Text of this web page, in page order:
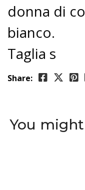
donna di
bianco.
Taglia s
Share:
You